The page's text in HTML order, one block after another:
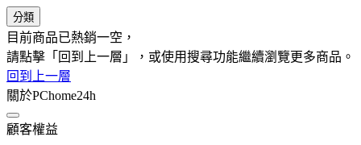
分類
目前商品已熱銷一空，
請點擊「回到上一層」，或使用搜尋功能繼續瀏覽更多商品。
回到上一層
關於PChome24h
顧客權益